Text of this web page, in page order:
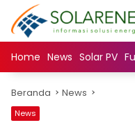
Langsung
konten
Home News Solar PV
Beranda News
News